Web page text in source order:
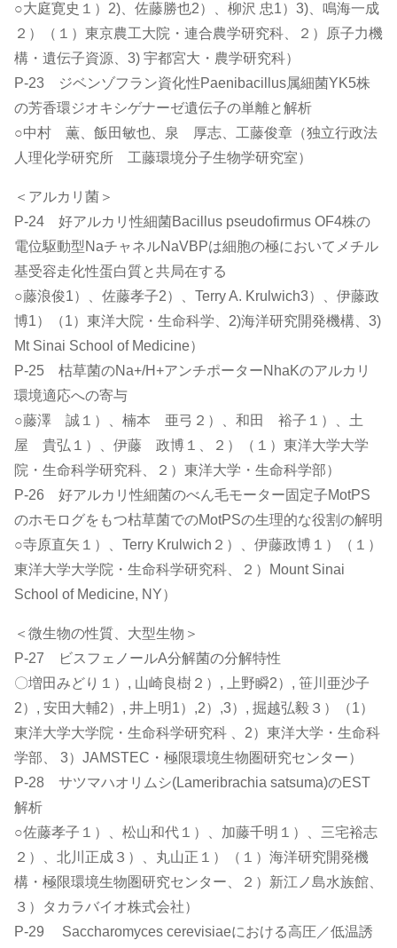
○大庭寛史１）2)、佐藤勝也2）、柳沢 忠1）3)、鳴海一成
２）（１）東京農工大院・連合農学研究科、２）原子力機
構・遺伝子資源、3) 宇都宮大・農学研究科）
P-23 ジベンゾフラン資化性Paenibacillus属細菌YK5株
の芳香環ジオキシゲナーゼ遺伝子の単離と解析
○中村 薫、飯田敏也、泉 厚志、工藤俊章（独立行政法
人理化学研究所 工藤環境分子生物学研究室）
＜アルカリ菌＞
P-24 好アルカリ性細菌Bacillus pseudofirmus OF4株の
電位駆動型NaチャネルNaVBPは細胞の極においてメチル
基受容走化性蛋白質と共局在する
○藤浪俊1）、佐藤孝子2）、Terry A. Krulwich3）、伊藤政
博1）（1）東洋大院・生命科学、2)海洋研究開発機構、3)
Mt Sinai School of Medicine）
P-25 枯草菌のNa+/H+アンチポーターNhaKのアルカリ
環境適応への寄与
○藤澤 誠１）、楠本 亜弓２）、和田 裕子１）、土
屋 貴弘１）、伊藤 政博１、２）（１）東洋大学大学
院・生命科学研究科、２）東洋大学・生命科学部）
P-26 好アルカリ性細菌のべん毛モーター固定子MotPS
のホモログをもつ枯草菌でのMotPSの生理的な役割の解明
○寺原直矢１）、Terry Krulwich２）、伊藤政博１）（１）
東洋大学大学院・生命科学研究科、２）Mount Sinai
School of Medicine, NY）
＜微生物の性質、大型生物＞
P-27 ビスフェノールA分解菌の分解特性
〇増田みどり１）, 山崎良樹２）, 上野瞬2）, 笹川亜沙子
2）, 安田大輔2）, 井上明1）,2）,3）, 掘越弘毅３）（1）
東洋大学大学院・生命科学研究科 、2）東洋大学・生命科
学部、 3）JAMSTEC・極限環境生物圏研究センター）
P-28 サツマハオリムシ(Lameribrachia satsuma)のEST
解析
○佐藤孝子１）、松山和代１）、加藤千明１）、三宅裕志
２）、北川正成３）、丸山正１）（１）海洋研究開発機
構・極限環境生物圏研究センター、２）新江ノ島水族館、
３）タカラバイオ株式会社）
P-29 Saccharomyces cerevisiaeにおける高圧／低温誘